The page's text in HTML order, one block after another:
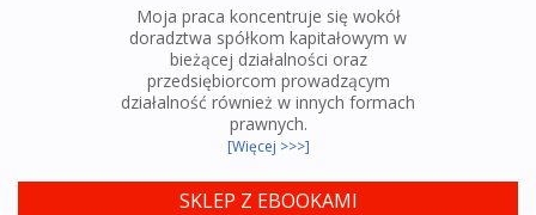
Moja praca koncentruje się wokół
doradztwa spółkom kapitałowym w
bieżącej działalności oraz
przedsiębiorcom prowadzącym
działalność również w innych formach
prawnych.
[Więcej >>>]
SKLEP Z EBOOKAMI